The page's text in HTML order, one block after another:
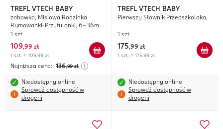
TREFL VTECH BABY
zabawka, Misiowa Rodzinka
Rymowanki-Przytulanki, 6-36m
1 szt.
109,99 zł
1 szt. = 109,99 zł
Najniższa cena: 136,99 zł
Niedostępny online
Sprawdź dostępność w
drogerii
TREFL VTECH BABY
Pierwszy Słownik Przedszkolaka,
1 szt.
175,99 zł
1 szt. = 175,99 zł
Niedostępny online
Sprawdź dostępność w
drogerii